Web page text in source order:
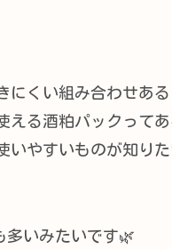
にくい組み合わせある
える酒粕パックってあ
いやすいものが知りた
多いみたいです🌿